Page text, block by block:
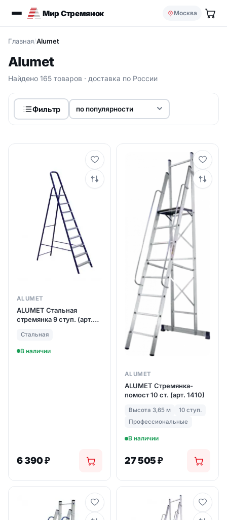
Мир Стремянок Москва
Главная/Alumet
Alumet
Найдено 165 товаров · доставка по России
Фильтр
ALUMET
ALUMET Стальная
стремянка 9 ступ. (арт.
Стальная
В наличии
6 390₽
ALUMET
ALUMET Стремянка-
помост 10 ст. (арт. 1410)
Высота 3,65 м
10 ступ.
Профессиональные
В наличии
27 505₽